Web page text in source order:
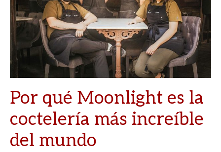
Por qué Moonlight es la
coctelería más increíble
del mundo